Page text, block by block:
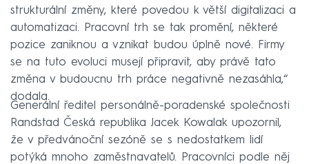
strukturální změny, které povedou k větší digitalizaci a
automatizaci. Pracovní trh se tak promění, některé
pozice zaniknou a vznikat budou úplně nové. Firmy
se na tuto evoluci musejí připravit, aby právě tato
změna v budoucnu trh práce negativně nezasáhla,“
dodala.
Generální ředitel personálně-poradenské společnosti
Randstad Česká republika Jacek Kowalak upozornil,
že v předvánoční sezóně se s nedostatkem lidí
potýká mnoho zaměstnavatelů. Pracovníci podle něj